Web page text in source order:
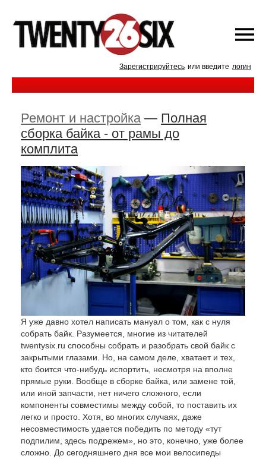
Зарегистрируйтесь или введите логин
Ремонт и настройка— Полная
сборка байка - от рамы до
комплита
Я уже давно хотел написать мануал о том, как с нуля
собрать байк. Разумеется, многие из читателей
twentysix.ru способны собрать и разобрать свой байк с
закрытыми глазами. Но, на самом деле, хватает и тех,
кто боится что-нибудь испортить, несмотря на вполне
прямые руки. Вообще в сборке байка, или замене той,
или иной запчасти, нет ничего сложного, если
компоненты совместимы между собой, то поставить их
легко и просто. Хотя, во многих случаях, даже
несовместимость удается победить по методу «тут
подпилим, здесь подрежем», но это, конечно, уже более
сложно. До сегодняшнего дня все мои велосипеды